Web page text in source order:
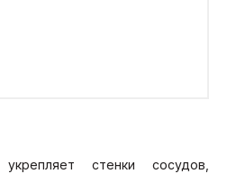
стенки сосудов,